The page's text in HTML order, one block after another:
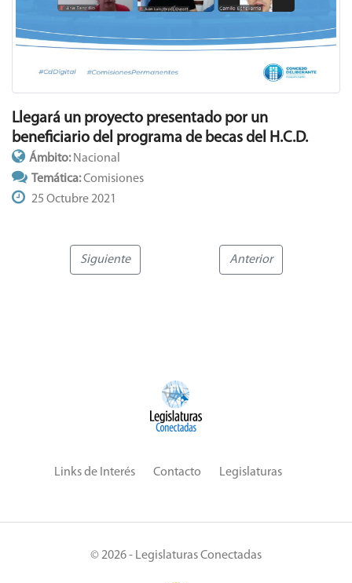
Llegará un proyecto presentado por un
beneficiario del programa de becas del H.C.D.
Ámbito: Nacional
Temática:Comisiones
25 Octubre 2021
Siguiente Anterior
Links de Interés Contacto Legislaturas
© 2026 - Legislaturas Conectadas